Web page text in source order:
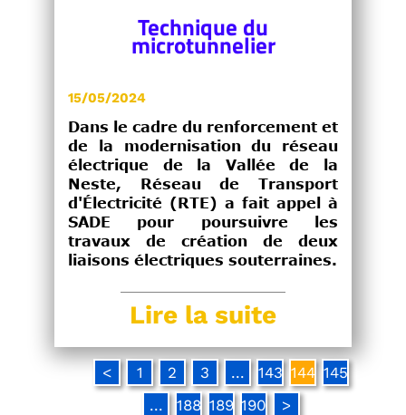
Technique du
microtunnelier
15/05/2024
Dans le cadre du renforcement et
de la modernisation du réseau
électrique de la Vallée de la
Neste, Réseau de Transport
d'Électricité (RTE) a fait appel à
SADE pour poursuivre les
travaux de création de deux
liaisons électriques souterraines.
Lire la suite
< 1 2 3 ... 143 144 145
...
188 189 190 >